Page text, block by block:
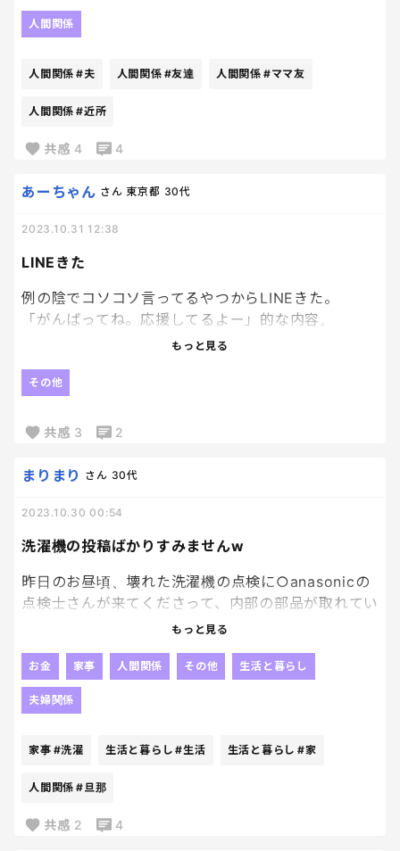
濯機回しました…
晴れ予報でも、出掛ける時は洗濯物を入れておこう
（何度目）
くてなんとか子ども達のご飯用意してダウンしてる
よ！！」
と言うので、
「いやいや、もう用意したから大丈夫。いらない
と返した15分後…
「焼きそば、ドアにかけといたから！！♡
子ども達と食べて！」
…え、え、いらないって言ったのに、なぜ…
炒めた麺が大量に入っていて、底の方にキャベツがぎ
吐き気も酷い中、食べる気もせず、子どもも食べず、
そのあとバケツタッパーを洗って、また返しに行くと
いう苦行も発生して、散々でした。
そもそも他のお宅の手作りがダメという人も多いで
すし、当時はまだ感染症も流行っていたので、白目。
れたんだと分かってる。
近所のママ友達は今でもみんな仲良しなので、誰に
人間関係
人間関係 #夫 人間関係 #友達 人間関係 #ママ友
人間関係 #近所
共感 4 4
LINEきた
あーちゃん さん 東京都 30代
2023.10.31 12:38
例の陰でコソコソ言ってるやつからLINEきた。
「がんばってね。応援してるよー」的な内容。
ほんと、腹立つ。
もっと見る
その他
共感 3 2
洗濯機の投稿ばかりすみませんw
まりまり さん 30代
2023.10.30 00:54
昨日のお昼頃、壊れた洗濯機の点検に○anasonicの
点検士さんが来てくださって、内部の部品が取れてい
ることに気がついてくださり直してくださいました✨
きて家族みんなで狂喜乱舞しました。朝起きてちゃ
んと乾燥まで終わってました。チビたちを着替えさせ
ていざ洗濯機を回そうとしたら、、、電源すら付き
行してくれたのでしょうか？とうとうお逝きになら
ら、また点検士さんを呼ぶ手配をしてくれとのこ
と。
もっと見る
お金 家事 人間関係 その他 生活と暮らし
夫婦関係
家事 #洗濯 生活と暮らし #生活 生活と暮らし #家
人間関係 #旦那
共感 2 4